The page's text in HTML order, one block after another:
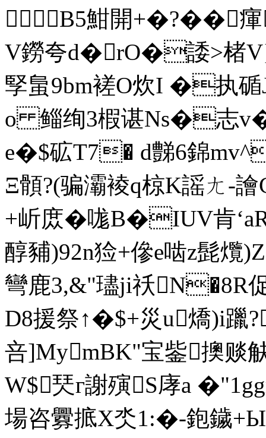
B5魽開+�?��
V鐒夸d�rO�諉>楮
孯蛗9bm褨O炊I �执碷
o 鲻绚3椵谌Ns�志
e�$砿T7� d豑6錦
Ξ顝?(骗灞裬q椋K謡ㄤ -
+岓庻�哤B�IUV肯
醇豧)92n猃+傪e啮z髭爦
彎鹿3,&"璶ji祅N�8R
D8援祭↑�$+災u燆
咅]MymBK"宝鈭擙赕
W$珡г謝殥S庨a
場咨釁掋X氼1:�-鉋鐬